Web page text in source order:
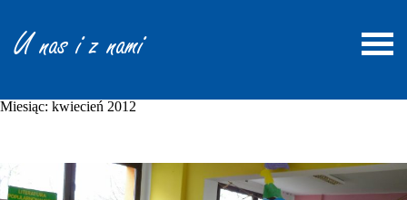
GALERIA
U nas i z nami
Miesiąc: kwiecień 2012